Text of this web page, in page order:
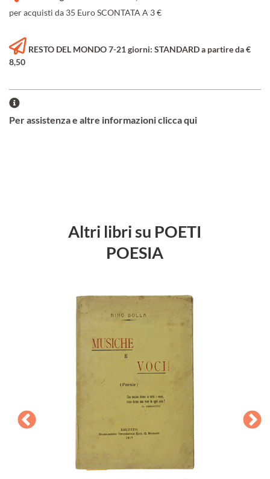
per acquisti da 35 Euro SCONTATA A 3 €
RESTO DEL MONDO 7-21 giorni: STANDARD a partire da €
8,50
Per assistenza e altre informazioni clicca qui
Altri libri su POETI
POESIA